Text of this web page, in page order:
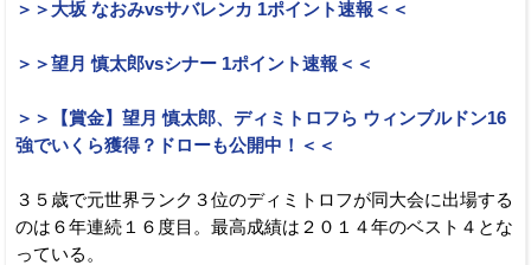
＞＞大坂 なおみvsサバレンカ 1ポイント速報＜＜
＞＞望月 慎太郎vsシナー 1ポイント速報＜＜
＞＞【賞金】望月 慎太郎、ディミトロフら ウィンブルドン16
強でいくら獲得？ドローも公開中！＜＜
３５歳で元世界ランク３位のディミトロフが同大会に出場する
のは６年連続１６度目。最高成績は２０１４年のベスト４とな
っている。